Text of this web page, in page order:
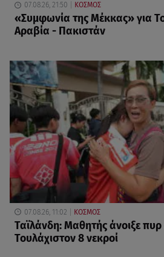
07.08.26, 21:50 ΚΟΣΜΟΣ
«Συμφωνία της Μέκκας» για
Αραβία - Πακιστάν
07.08.26, 11:02 ΚΟΣΜΟΣ
Ταϊλάνδη: Μαθητής άνοιξε πυρ
Τουλάχιστον 8 νεκροί